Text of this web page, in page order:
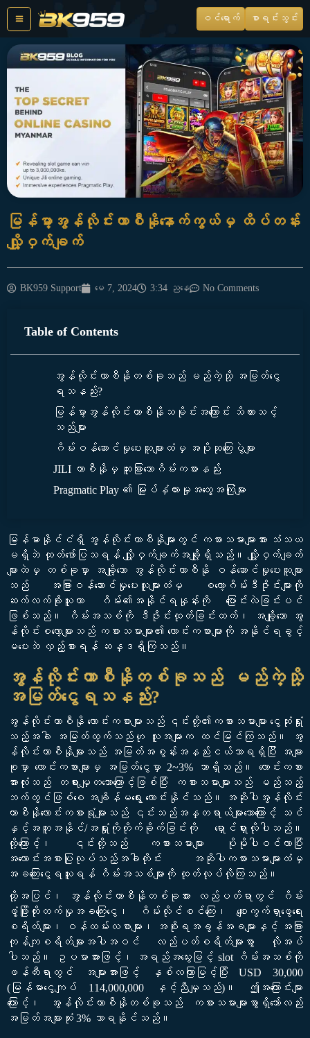
Skip
content
ဝင်ရောက် စာရင်းသွင်း
မြန်မာ့အွန်လိုင်းကာစီနိုနောက်ကွယ်မှ ထိပ်တန်း
လျှို့ဝှက်ချက်
BK959 Support မေ 7, 2024 3:34 ညနေ No Comments
Table of Contents
အွန်လိုင်းကာစီနိုတစ်ခုသည် မည်ကဲ့သို့ အမြတ်ငွေ
ရသနည်း?
မြန်မာ့အွန်လိုင်းကာစီနိုသမိုင်းအကြောင်း သိထားသင့်
သည်များ
ဂိမ်းဝန်ဆောင်မှုပေးသူများထံမှ အပိုဆုကြေးပွဲများ
JILI ကာစီနိုမှ ထူးခြားသောဂိမ်းကစားနည်း
Pragmatic Play ၏ မြုပ်နှံထားမှုအတွေ့အကြုံများ
မြန်မာနိုင်ငံရှိ အွန်လိုင်းကာစီနိုများတွင် ကစားသမားများအား သံသယ
မရှိဘဲ ထုတ်ဖော်ပြသရန် လျှို့ဝှက်ချက်အချို့ရှိသည်။ လျှို့ဝှက်ချက်
များထဲမှ တစ်ခုမှာ အချို့သော အွန်လိုင်းကာစီနို ဝန်ဆောင်မှုပေးသူများ
သည် အခြားဝန်ဆောင်မှုပေးသူများထံမှ စလော့ဂိမ်းဒီဇိုင်းများကို
ဆက်လက်ခိုးယူကာ ဂိမ်း၏အနိုင်ရနှုန်းကို ပြောင်းလဲခြင်းပင်
ဖြစ်သည်။ ဂိမ်းအသစ်ကို ဒီဇိုင်းထုတ်ခြင်းထက်၊ အချို့သော အွ
န်လိုင်းစလော့များသည် ကစားသမားများ၏ လောင်းကစားများကို အနိုင်ရခွင့်
မပေးဘဲ လှည့်စားရန် ဆန္ဒရှိကြသည်။
အွန်လိုင်းကာစီနိုတစ်ခုသည် မည်ကဲ့သို့
အမြတ်ငွေရသနည်း?
အွန်လိုင်းကာစီနို လောင်းကစားများသည် ၎င်းတို့၏ကစားသမားများ ငွေဆုံးရှုံး
သည့်အခါ အမြတ်ထွက်သည်ဟု လူအများက ထင်မြင်ကြသည်။ အွ
န်လိုင်းကာစီနိုများသည် အမြတ်အစွန်းအနည်းငယ်သာရရှိပြီး အများ
စုမှာ လောင်းကစားများမှ အမြတ်ငွေမှာ 2~3% သာရှိသည်။ လောင်းကစား
အားလုံးသည် တရားမျှတသောကြောင့်ဖြစ်ပြီး ကစားသမားများသည် မည်သည့်
ဘက်တွင်ဖြစ်စေ အချိန်မရွေး လောင်းနိုင်သည်။ အဆိုပါအွန်လိုင်း
ကာစီနိုလောင်းကစားရုံများသည် ၎င်းသည်အန္တရာယ်များသောကြောင့် သင်
နှင့်အတူအနိုင်/အရှုံးကိုတိုက်ခိုက်ခြင်းကို ရှောင်ရှားလိုပါသည်။
ထို့ကြောင့်၊ ၎င်းတို့သည် ကစားသမားများ ပိုမိုပါဝင်လာပြီး
အလောင်းအစားပြုလုပ်သည့်အခါတိုင်း အဆိုပါကစားသမားများထံမှ
အခကြေးငွေရယူရန် ဂိမ်းအသစ်များကို ထုတ်လုပ်လိုကြသည်။
ထို့အပြင်၊ အွန်လိုင်းကာစီနိုတစ်ခုအား လည်ပတ်ရာတွင် ဂိမ်း
ဖွံ့ဖြိုးတိုးတက်မှုအခကြေးငွေ၊ ဂိမ်းလိုင်စင်ကြေး၊ စျေးကွက်ရှာဖွေရေး
စရိတ်များ၊ ဝန်ထမ်းလစာများ၊ အစိုးရအခွန်အခများနှင့် အခြား
ကုန်ကျစရိတ်များအပါအဝင် လည်ပတ်စရိတ်များစွာ လိုအပ်
ပါသည်။ ဥပမာအားဖြင့်၊ အရည်အသွေးမြင့် slot ဂိမ်းအသစ်ကို
ဖန်တီးရာတွင် အများအားဖြင့် နှစ်လကြာမြင့်ပြီး USD 30,000
(မြန်မာငွေကျပ် 114,000,000 နှင့်ညီမျှသည်)။ ဤအကြောင်းများ
ကြောင့်၊ အွန်လိုင်းကာစီနိုတစ်ခုသည် ကစားသမားများစွာရှိသော်လည်း
အမြတ်အများဆုံး 3% သာရနိုင်သည်။